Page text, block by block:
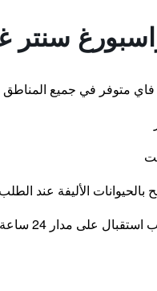
سنتر
متوفر في جميع المناطق
بالحيوانات الأليفة عند
على مدار 24 ساعة